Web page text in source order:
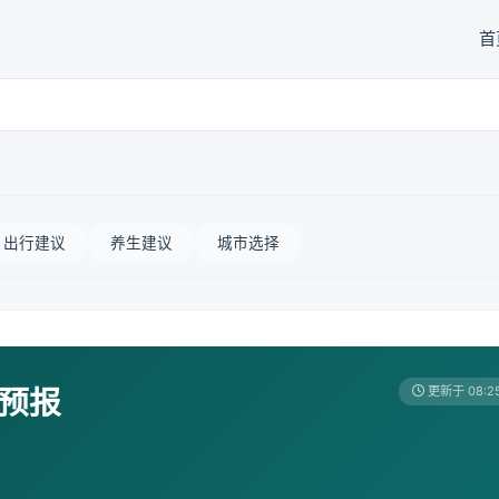
出行建议 养生建议 城市选择
报 更新于